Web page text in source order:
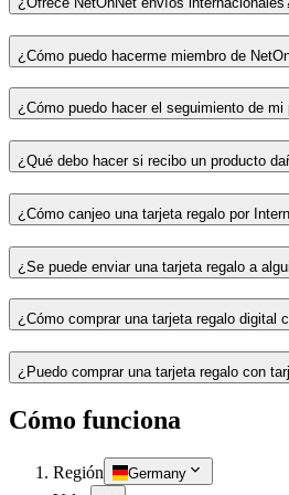
¿Cómo puedo hacerme miembro de
¿Cómo puedo hacer el seguimiento de mi
¿Qué debo hacer si recibo un producto
¿Cómo canjeo una tarjeta regalo por
¿Se puede enviar una tarjeta regalo a
¿Cómo comprar una tarjeta regalo digital
¿Puedo comprar una tarjeta regalo con
Cómo funciona
Región Germany